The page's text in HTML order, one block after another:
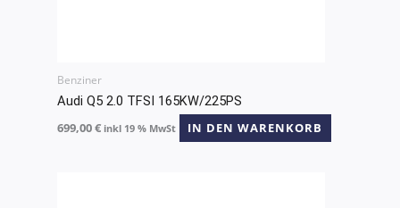
Benziner
Audi Q5 2.0 TFSI 165KW/225PS
699,00€ inkl 19 % MwSt IN DEN WARENKORB